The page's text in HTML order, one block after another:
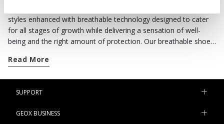
styles enhanced with breathable technology designed to cater
for all stages of growth while delivering a sensation of well-
being and the right amount of protection. Our breathable shoes
comfort. If your little boy can't stand still for a minute, round off
with breathability and the utmost comfort. Our
light-up shoes
they are great fun and light up as he walks and leaps around. A
Read More
SUPPORT
GEOX BUSINESS